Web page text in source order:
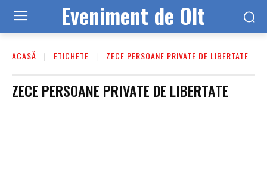
Eveniment de Olt
ACASĂ ETICHETE ZECE PERSOANE PRIVATE DE LIBERTATE
ZECE PERSOANE PRIVATE DE LIBERTATE